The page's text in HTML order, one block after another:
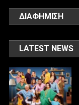
ΔΙΑΦΗΜΙΣΗ
LATEST NEWS